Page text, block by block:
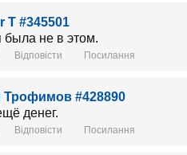
T #345501
была не в этом.
Відповісти Посилання
Трофимов #428890
денег.
Відповісти Посилання